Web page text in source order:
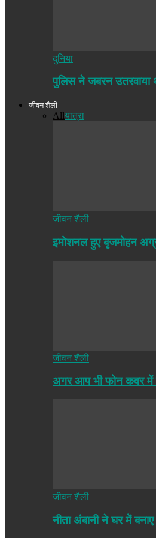
दुनिया
पुलिस ने जबरन उतरवाया
जीवन शैली
Allयात्रा
जीवन शैली
इमोशनल हुए बृजमोहन
जीवन शैली
अगर आप भी फोन कवर में
जीवन शैली
नीता अंबानी ने घर में